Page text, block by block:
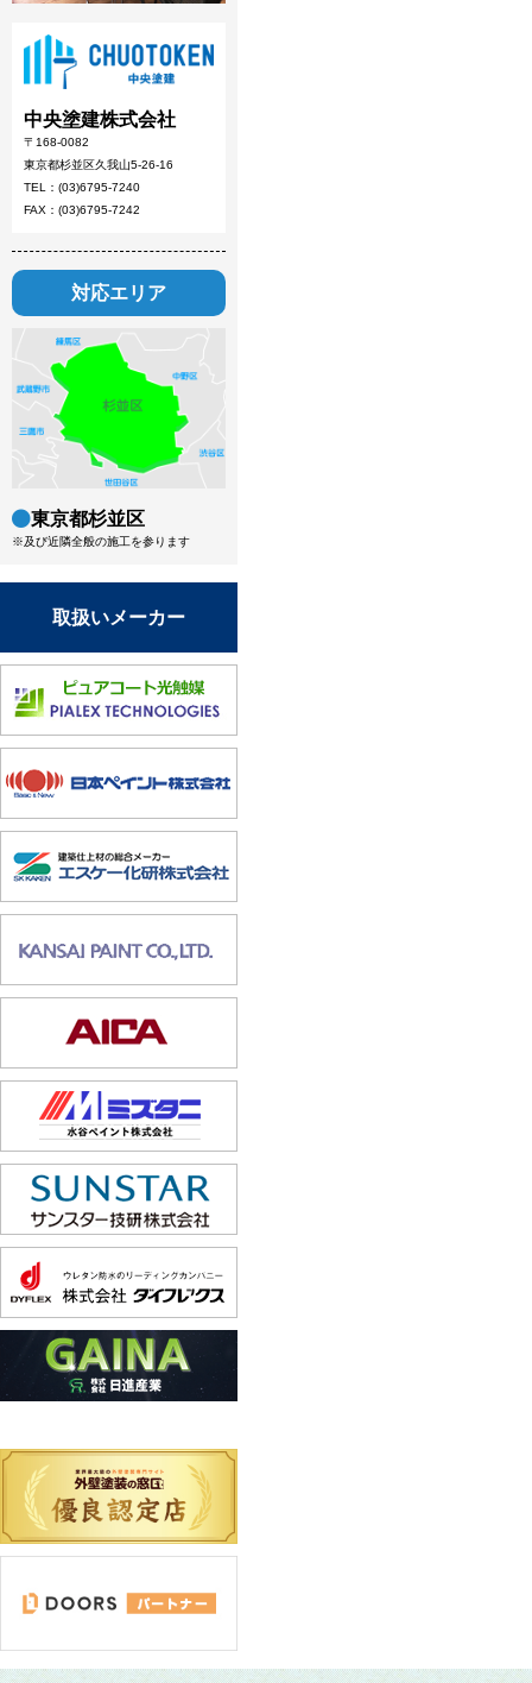
中央塗建株式会社
〒168-0082
東京都杉並区久我山5-26-16
TEL：(03)6795-7240
FAX：(03)6795-7242
対応エリア
東京都杉並区
※及び近隣全般の施工を参ります
取扱いメーカー